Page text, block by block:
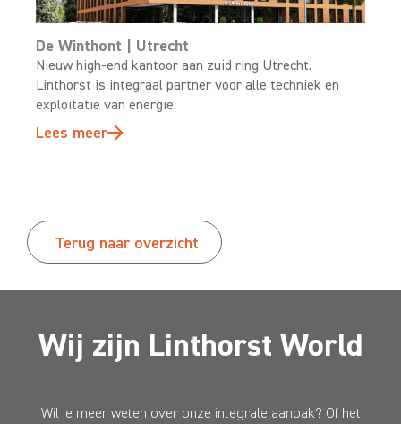
De Winthont | Utrecht
Nieuw high-end kantoor aan zuid ring Utrecht.
Linthorst is integraal partner voor alle techniek en
exploitatie van energie.
Lees meer
Terug naar overzicht
Wij zijn Linthorst World
Wil je meer weten over onze integrale aanpak? Of het